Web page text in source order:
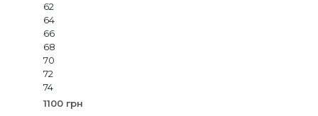
62
64
66
68
70
72
74
1100 грн